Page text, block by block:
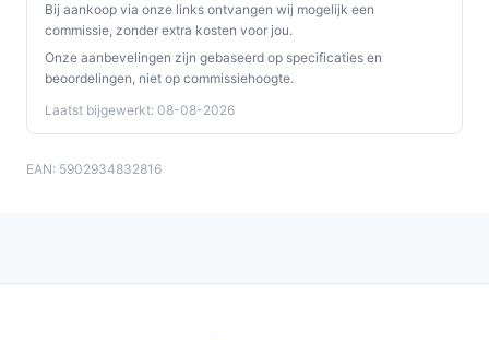
voordelen en het gebruiksgemak is deze deken een
waardevolle aanvulling voor elke woning.
Ontdek alle specificaties en vergelijk prijzen op
besteelektrischedeken.nl. Kies bewust wat perfect
past bij jouw behoeften!
Bij aankoop via onze links ontvangen wij mogelijk een
commissie, zonder extra kosten voor jou.
Onze aanbevelingen zijn gebaseerd op specificaties en
beoordelingen, niet op commissiehoogte.
Laatst bijgewerkt: 08-08-2026
EAN: 5902934832816